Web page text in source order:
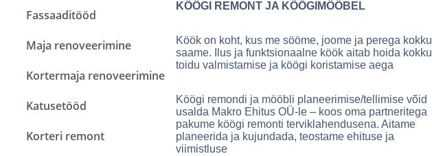
Fassaaditööd
Maja renoveerimine
Kortermaja renoveerimine
Katusetööd
Korteri remont
KÖÖGI REMONT JA KÖÖGIMÖÖBEL
Köök on koht, kus me sööme, joome ja perega kokku
saame. Ilus ja funktsionaalne köök aitab hoida kokku
toidu valmistamise ja köögi koristamise aega
Köögi remondi ja mööbli planeerimise/tellimise võid
usalda Makro Ehitus OÜ-le – koos oma partneritega
pakume köögi remonti terviklahendusena. Aitame
planeerida ja kujundada, teostame ehituse ja
viimistluse